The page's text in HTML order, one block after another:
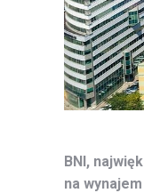
BNI,
na